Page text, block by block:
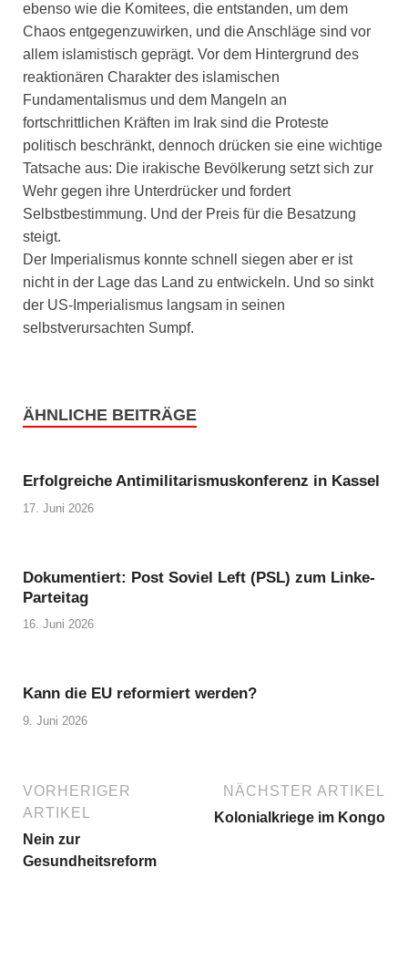
ebenso wie die Komitees, die entstanden, um dem
Chaos entgegenzuwirken, und die Anschläge sind vor
allem islamistisch geprägt. Vor dem Hintergrund des
reaktionären Charakter des islamischen
Fundamentalismus und dem Mangeln an
fortschrittlichen Kräften im Irak sind die Proteste
politisch beschränkt, dennoch drücken sie eine wichtige
Tatsache aus: Die irakische Bevölkerung setzt sich zur
Wehr gegen ihre Unterdrücker und fordert
Selbstbestimmung. Und der Preis für die Besatzung
steigt.
Der Imperialismus konnte schnell siegen aber er ist
nicht in der Lage das Land zu entwickeln. Und so sinkt
der US-Imperialismus langsam in seinen
selbstverursachten Sumpf.
ÄHNLICHE BEITRÄGE
Erfolgreiche Antimilitarismuskonferenz in Kassel
17. Juni 2026
Dokumentiert: Post Soviel Left (PSL) zum Linke-
Parteitag
16. Juni 2026
Kann die EU reformiert werden?
9. Juni 2026
VORHERIGER
ARTIKEL
Nein zur
Gesundheitsreform
NÄCHSTER ARTIKEL
Kolonialkriege im Kongo